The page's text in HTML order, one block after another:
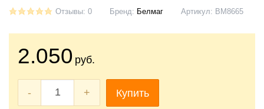
Отзывы: 0 Бренд: Белмаг Артикул: BM8665
2.050 руб.
- + Купить